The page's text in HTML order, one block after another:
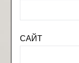
САЙТ